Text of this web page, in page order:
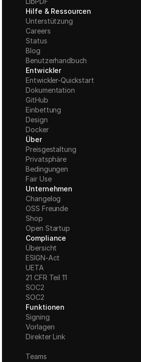
Hilfe & Ressourcen
Unterstützung
Careers
Status
Blog
Benutzerhandbuch
Entwickler
Entwickler-Quickstart
Dokumentation
GitHub
Einbettung
Design
Docker
Über
Preisgestaltung
Privatsphäre
Bedingungen
Fair Use
Unternehmen
Changelog
OSS Freunde
Shop
Open Startup
Compliance
Übersicht
ESIGN-Act
UETA
21 CFR Teil 11
SOC2
SOC2
Funktionen
Signing
Vorlagen
Direkter Link
Teams